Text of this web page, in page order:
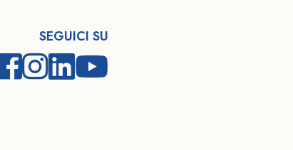
SEGUICI SU